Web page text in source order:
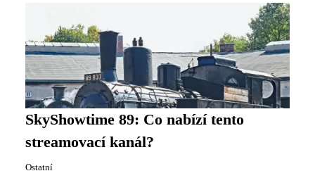
SkyShowtime 89: Co nabízí tento
streamovací kanál?
Ostatní